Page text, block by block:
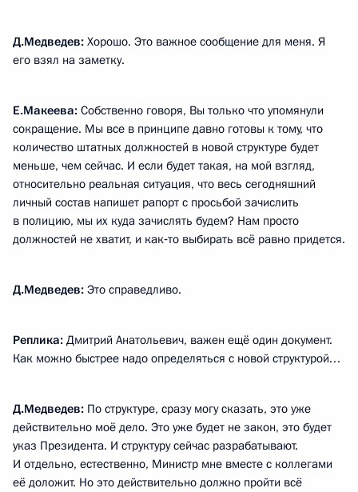
Д.Медведев: Хорошо. Это важное сообщение для меня. Я
его взял на заметку.
Е.Макеева: Собственно говоря, Вы только что упомянули
сокращение. Мы все в принципе давно готовы к тому, что
количество штатных должностей в новой структуре будет
меньше, чем сейчас. И если будет такая, на мой взгляд,
относительно реальная ситуация, что весь сегодняшний
личный состав напишет рапорт с просьбой зачислить
в полицию, мы их куда зачислять будем? Нам просто
должностей не хватит, и как‑то выбирать всё равно придется.
Д.Медведев: Это справедливо.
Реплика: Дмитрий Анатольевич, важен ещё один документ.
Как можно быстрее надо определяться с новой структурой…
Д.Медведев: По структуре, сразу могу сказать, это уже
действительно моё дело. Это уже будет не закон, это будет
указ Президента. И структуру сейчас разрабатывают.
И отдельно, естественно, Министр мне вместе с коллегами
её доложит. Но это действительно должно пройти всё